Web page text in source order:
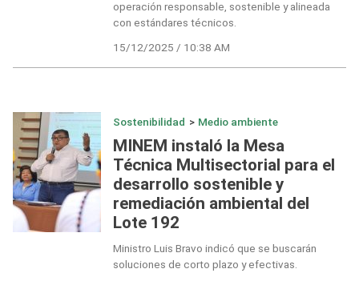
operación responsable, sostenible y alineada
con estándares técnicos.
15/12/2025 / 10:38 AM
Sostenibilidad > Medio ambiente
MINEM instaló la Mesa
Técnica Multisectorial para el
desarrollo sostenible y
remediación ambiental del
Lote 192
Ministro Luis Bravo indicó que se buscarán
soluciones de corto plazo y efectivas.